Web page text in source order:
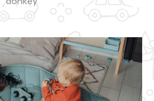
BIBS